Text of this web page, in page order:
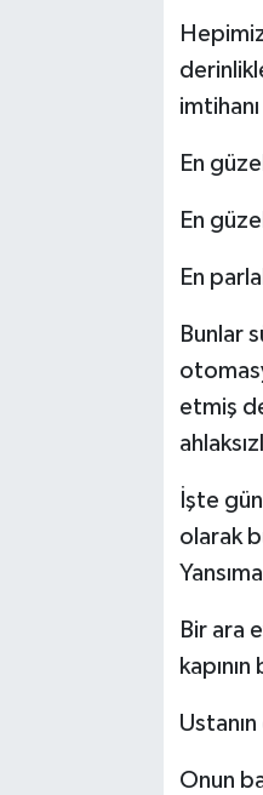
En
En
En
Bunlar
etmiş
İşte
olarak
Bir ara
Onun
Sokak